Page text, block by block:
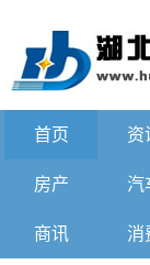
首页 资
房产 汽
商讯 消